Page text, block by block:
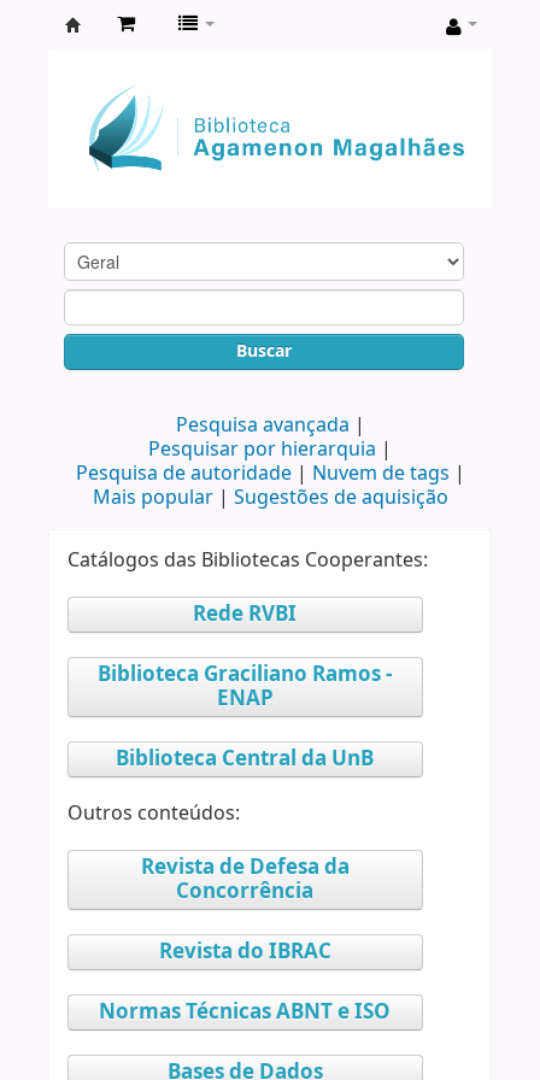
Agamenon
Magalhães
Buscar
Pesquisa avançada
Pesquisar por hierarquia
Pesquisa de autoridade
Nuvem de tags
Mais popular
Sugestões de aquisição
Catálogos das Bibliotecas Cooperantes:
Rede RVBI
Biblioteca Graciliano Ramos -
ENAP
Biblioteca Central da UnB
Outros conteúdos:
Revista de Defesa da
Concorrência
Revista do IBRAC
Normas Técnicas ABNT e ISO
Bases de Dados